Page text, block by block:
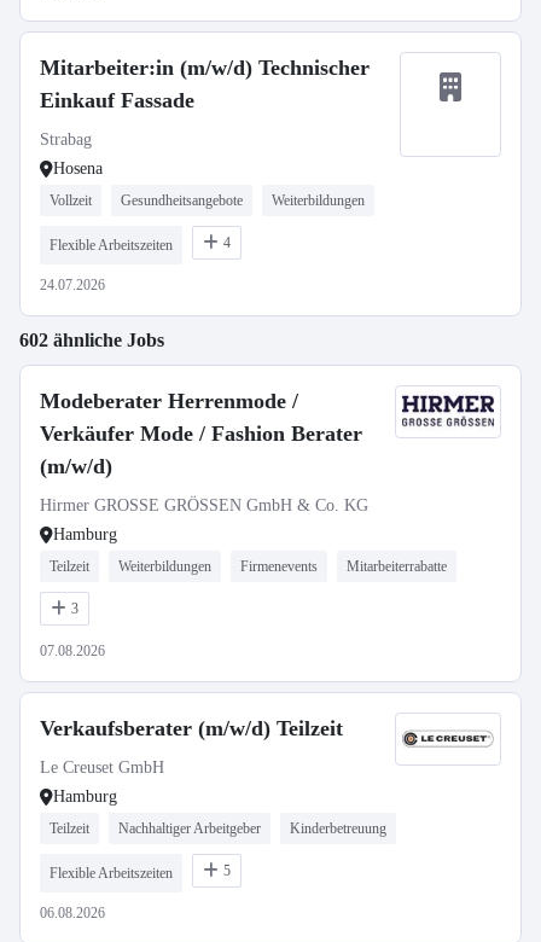
Mitarbeiter:in (m/w/d) Technischer
Einkauf Fassade
Strabag
Hosena
Vollzeit Gesundheitsangebote Weiterbildungen
Flexible Arbeitszeiten 4
24.07.2026
602 ähnliche Jobs
Modeberater Herrenmode /
Verkäufer Mode / Fashion Berater
(m/w/d)
Hirmer GROSSE GRÖSSEN GmbH & Co. KG
Hamburg
Teilzeit Weiterbildungen Firmenevents Mitarbeiterrabatte
3
07.08.2026
Verkaufsberater (m/w/d) Teilzeit
Le Creuset GmbH
Hamburg
Teilzeit Nachhaltiger Arbeitgeber Kinderbetreuung
Flexible Arbeitszeiten 5
06.08.2026